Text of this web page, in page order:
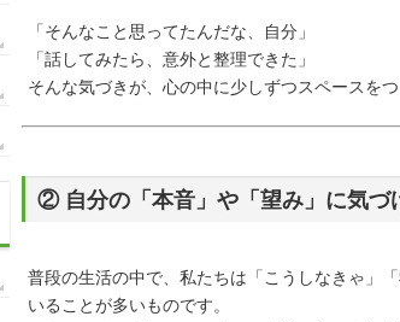
「そんなこと思ってたんだな、自分」
「話してみたら、意外と整理できた」
そんな気づきが、心の中に少しずつスペースをつ
② 自分の「本音」や「望み」に気づ
普段の生活の中で、私たちは「こうしなきゃ」
いることが多いものです。